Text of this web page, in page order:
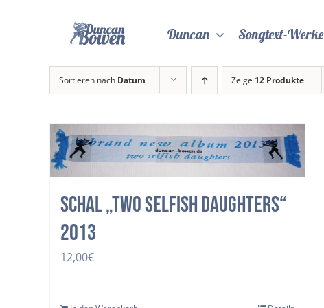
Duncan Songtext-Werke
Sortieren nach Datum Zeige 12 Produkte
Schal „two selfish daughters“
2013
12,00€